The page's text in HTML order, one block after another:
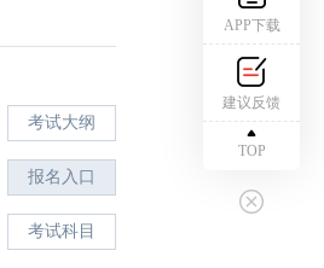
考试大纲
报名入口
考试科目
APP下载
建议反馈
TOP